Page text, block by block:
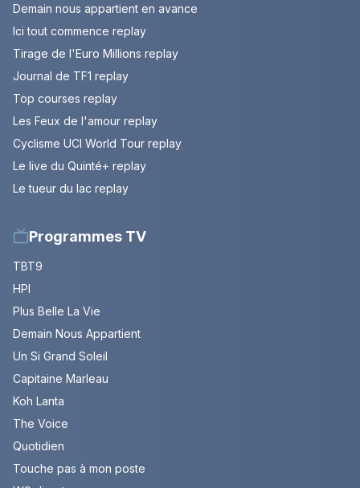
Demain nous appartient en avance
Ici tout commence replay
Tirage de l'Euro Millions replay
Journal de TF1 replay
Top courses replay
Les Feux de l'amour replay
Cyclisme UCI World Tour replay
Le live du Quinté+ replay
Le tueur du lac replay
Programmes TV
TBT9
HPI
Plus Belle La Vie
Demain Nous Appartient
Un Si Grand Soleil
Capitaine Marleau
Koh Lanta
The Voice
Quotidien
Touche pas à mon poste